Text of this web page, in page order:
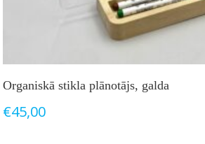
Organiskā stikla plānotājs, galda
€45,00